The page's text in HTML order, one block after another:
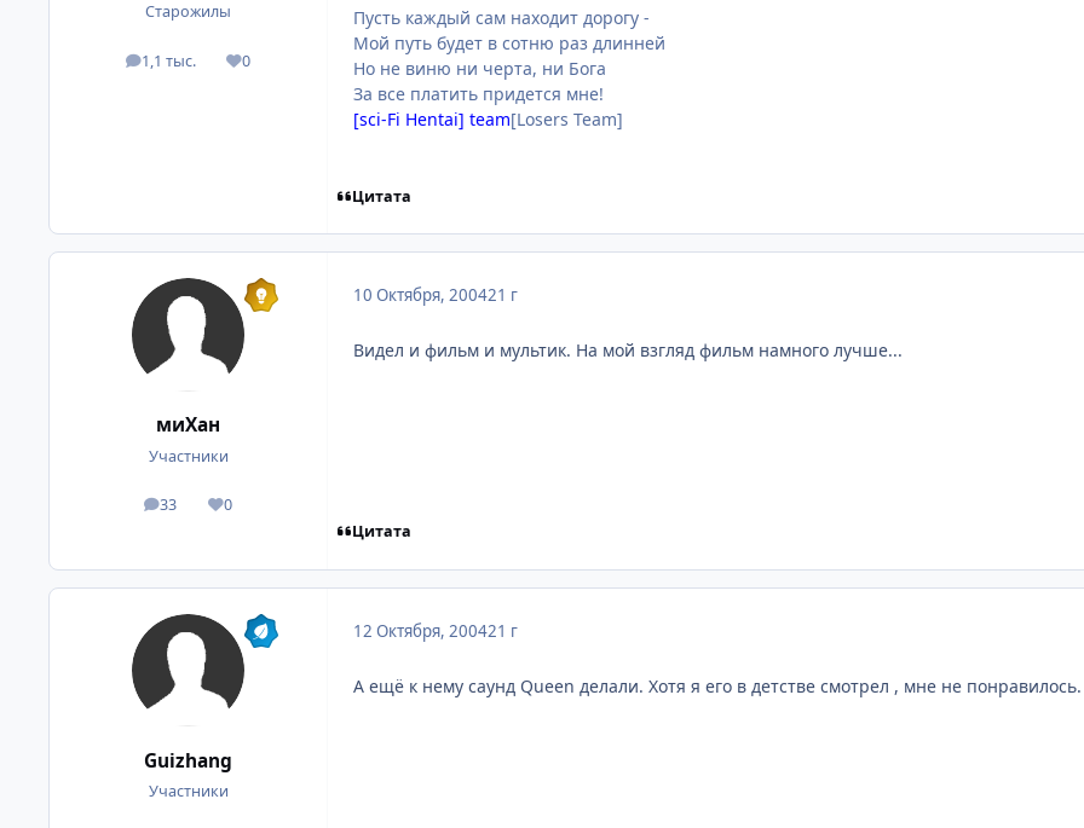
Старожилы
1,1 тыс.
посты 0
Репутация
Пусть каждый сам находит дорогу -
Мой путь будет в сотню раз длинней
Но не виню ни черта, ни Бога
За все платить придется мне!
[sci-Fi Hentai] team[Losers Team]
Цитата
миХан
Участники
33
посты 0
Репутация
10 Октября, 200421 г
Видел и фильм и мультик. На мой взгляд фильм намного лучше...
Цитата
Guizhang
Участники
12 Октября, 200421 г
А ещё к нему саунд Queen делали. Хотя я его в детстве смотрел , мне не понравилось.